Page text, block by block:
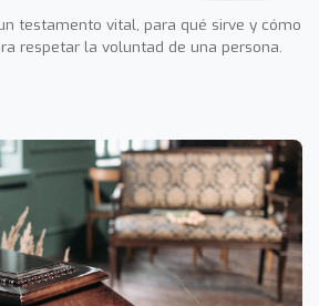
testamento vital, para qué sirve y cómo
respetar la voluntad de una persona.